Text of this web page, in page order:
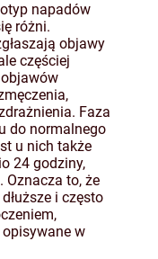
napadów
różni.
objawy
częściej
Faza
do normalnego
u nich także
24 godziny,
Oznacza to, że
i często
opisywane w